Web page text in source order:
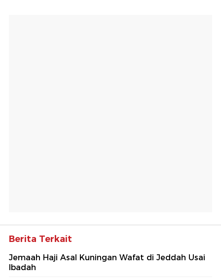
Berita Terkait
Jemaah Haji Asal Kuningan Wafat di Jeddah Usai
Ibadah